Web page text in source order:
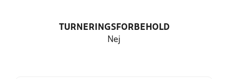
TURNERINGSFORBEHOLD
Nej